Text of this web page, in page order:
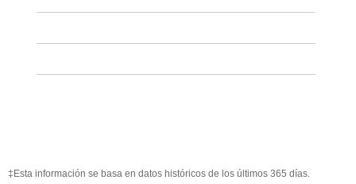
‡Esta información se basa en datos históricos de los últimos 365 días.